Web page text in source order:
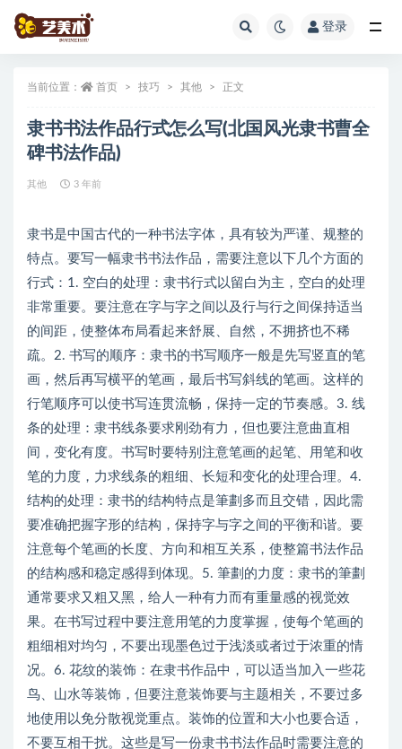
登录
当前位置： 首页 技巧 其他 正文
隶书书法作品行式怎么写(北国风光隶书曹全
碑书法作品)
其他 3 年前
隶书是中国古代的一种书法字体，具有较为严谨、规整的
特点。要写一幅隶书书法作品，需要注意以下几个方面的
行式：1. 空白的处理：隶书行式以留白为主，空白的处理
非常重要。要注意在字与字之间以及行与行之间保持适当
的间距，使整体布局看起来舒展、自然，不拥挤也不稀
疏。2. 书写的顺序：隶书的书写顺序一般是先写竖直的笔
画，然后再写横平的笔画，最后书写斜线的笔画。这样的
行笔顺序可以使书写连贯流畅，保持一定的节奏感。3. 线
条的处理：隶书线条要求刚劲有力，但也要注意曲直相
间，变化有度。书写时要特别注意笔画的起笔、用笔和收
笔的力度，力求线条的粗细、长短和变化的处理合理。4.
结构的处理：隶书的结构特点是筆劃多而且交错，因此需
要准确把握字形的结构，保持字与字之间的平衡和谐。要
注意每个笔画的长度、方向和相互关系，使整篇书法作品
的结构感和稳定感得到体现。5. 筆劃的力度：隶书的筆劃
通常要求又粗又黑，给人一种有力而有重量感的视觉效
果。在书写过程中要注意用笔的力度掌握，使每个笔画的
粗细相对均匀，不要出现墨色过于浅淡或者过于浓重的情
况。6. 花纹的装饰：在隶书作品中，可以适当加入一些花
鸟、山水等装饰，但要注意装饰要与主题相关，不要过多
地使用以免分散视觉重点。装饰的位置和大小也要合适，
不要互相干扰。这些是写一份隶书书法作品时需要注意的